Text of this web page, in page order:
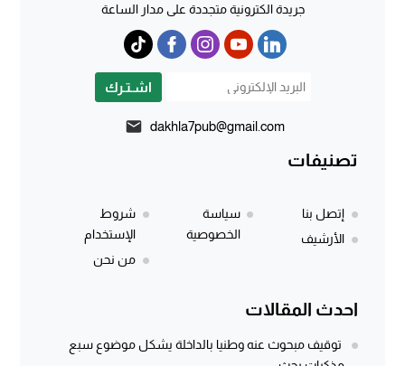
جريدة الكترونية متجددة على مدار الساعة
اشـتـرك
dakhla7pub@gmail.com
تصنيفات
إتصل بنا
الأرشيف
سياسة
الخصوصية
شروط
الإستخدام
من نحن
احدث المقالات
توقيف مبحوث عنه وطنيا بالداخلة يشكل موضوع سبع